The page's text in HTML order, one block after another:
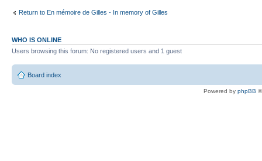
Return to En mémoire de Gilles - In memory of Gilles
WHO IS ONLINE
Users browsing this forum: No registered users and 1 guest
Board index
Powered by phpBB